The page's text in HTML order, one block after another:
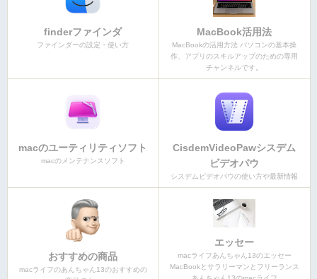
finderファインダ
ファインダーの設定・使い方
MacBook活用法
MacBookの活用方法 パソコンの基本操
作、アプリのスキルアップのための専用
チャンネルです。
macのユーティリティソフト
macのメンテナンスソフト
CisdemVideoPawシスデム
ビデオパウ
シスデムビデオパウの使い方や最新情報
おすすめの商品
macライフのあんちゃん13のおすすめの
エッセー
macライフあんちゃん13のエッセー
MacBookとサラリーマンとフリーランス